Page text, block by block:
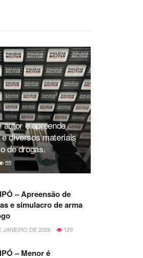
autor e apreende
diversos materiais
de drogas.
55
– Apreensão de
e simulacro de arma
JANEIRO DE 2026 129
– Menor é